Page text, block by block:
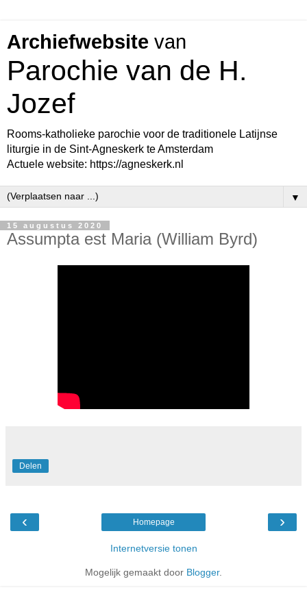
Archiefwebsite van
Parochie van de H.
Jozef
Rooms-katholieke parochie voor de traditionele Latijnse
liturgie in de Sint-Agneskerk te Amsterdam
Actuele website: https://agneskerk.nl
▼
15 augustus 2020
Assumpta est Maria (William Byrd)
Delen
‹ ›
Homepage
Internetversie tonen
Mogelijk gemaakt door Blogger.